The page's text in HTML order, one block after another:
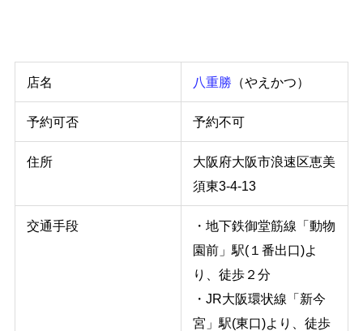
店名 八重勝 （やえかつ）
予約可否 予約不可
住所
大阪府大阪市浪速区恵美
須東3-4-13
交通手段
・地下鉄御堂筋線「動物
園前」駅(１番出口)よ
り、徒歩２分
・JR大阪環状線「新今
宮」駅(東口)より、徒歩